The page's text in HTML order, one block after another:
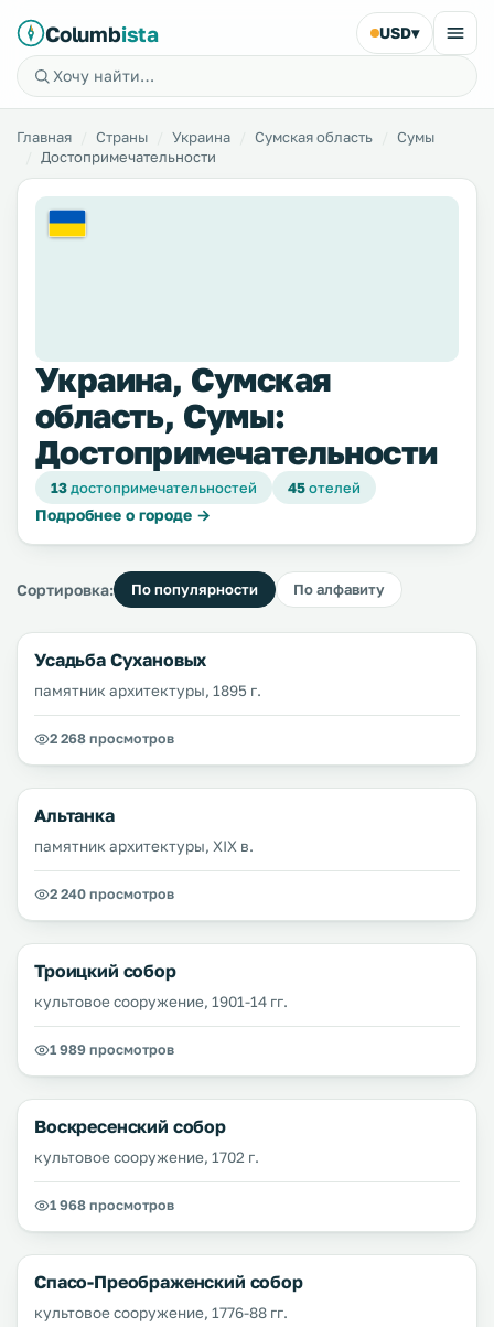
Columbista USD▾
Главная Страны Украина Сумская область
Сумы
Достопримечательности
Украина, Сумская
область, Сумы:
Достопримечательности
13достопримечательностей 45отелей
Подробнее о городе →
Сортировка: По популярности По алфавиту
Усадьба Сухановых
памятник архитектуры, 1895 г.
2 268 просмотров
Альтанка
памятник архитектуры, XIX в.
2 240 просмотров
Троицкий собор
культовое сооружение, 1901-14 гг.
1 989 просмотров
Воскресенский собор
культовое сооружение, 1702 г.
1 968 просмотров
Спасо-Преображенский собор
культовое сооружение, 1776-88 гг.